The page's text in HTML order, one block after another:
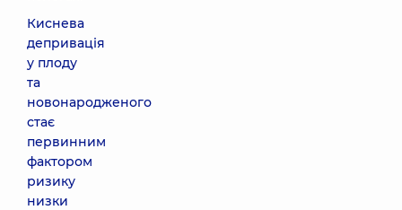
Киснева
депривація
у плоду
та
новонародженого
стає
первинним
фактором
ризику
низки